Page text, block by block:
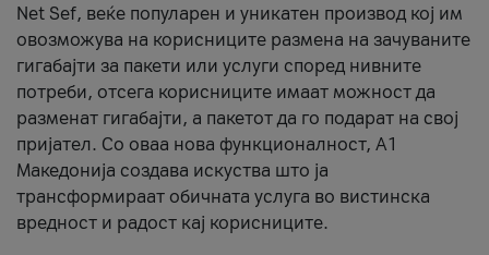
Net Sef, веќе популарен и уникатен производ кој им
овозможува на корисниците размена на зачуваните
гигабајти за пакети или услуги според нивните
потреби, отсега корисниците имаат можност да
разменат гигабајти, а пакетот да го подарат на свој
пријател. Со оваа нова функционалност, А1
Македонија создава искуства што ја
трансформираат обичната услуга во вистинска
вредност и радост кај корисниците.